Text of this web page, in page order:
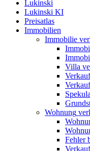
Lukinski
Lukinski KI
Preisatlas
Immobilien
Immobilie
Villa
Wohnung
Fehler